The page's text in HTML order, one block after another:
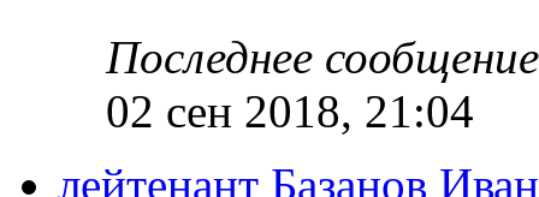
Последнее
02 сен 2018, 21:04
лейтенант Базанов